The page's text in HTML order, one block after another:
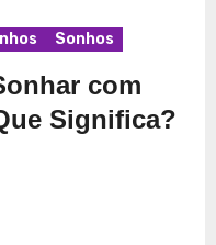
Sonhos
com
Significa?